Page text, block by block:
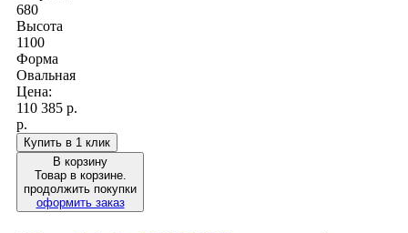
680
Высота
1100
Форма
Овальная
Цена:
110 385 р.
р.
Купить в 1 клик
В корзину
Товар в корзине.
продолжить покупки
оформить заказ